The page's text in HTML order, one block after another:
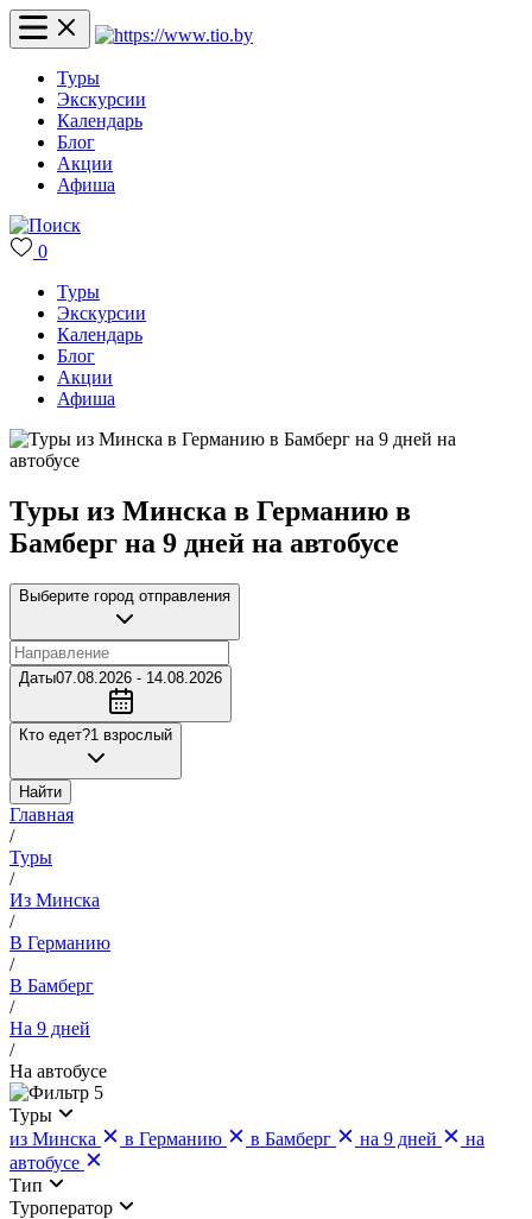
Туры
Экскурсии
Календарь
Блог
Акции
Афиша
0
Туры
Экскурсии
Календарь
Блог
Акции
Афиша
Туры из Минска в Германию в
Бамберг на 9 дней на автобусе
Выберите город отправления
Даты07.08.2026 - 14.08.2026
Кто едет?1 взрослый
Найти
Главная
/
Туры
/
Из Минска
/
В Германию
/
В Бамберг
/
На 9 дней
/
На автобусе
5
Туры
из Минска
в Германию в Бамберг на 9 дней
на
автобусе
Тип
Туроператор